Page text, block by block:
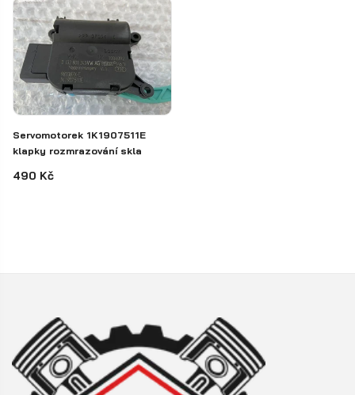
Servomotorek 1K1907511E
klapky rozmrazování skla
490 Kč